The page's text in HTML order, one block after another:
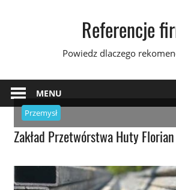
Referencje
Powiedz dlaczego
MENU
Przemysł
Zakład Przetwórstwa Huty Florian